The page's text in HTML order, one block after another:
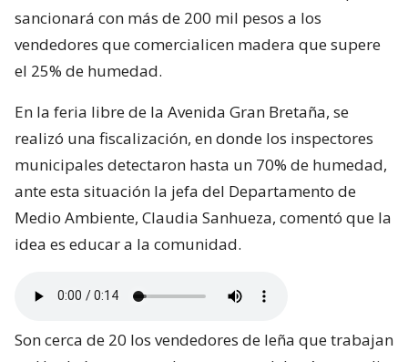
sancionará con más de 200 mil pesos a los
vendedores que comercialicen madera que supere
el 25% de humedad.
En la feria libre de la Avenida Gran Bretaña, se
realizó una fiscalización, en donde los inspectores
municipales detectaron hasta un 70% de humedad,
ante esta situación la jefa del Departamento de
Medio Ambiente, Claudia Sanhueza, comentó que la
idea es educar a la comunidad.
Son cerca de 20 los vendedores de leña que trabajan